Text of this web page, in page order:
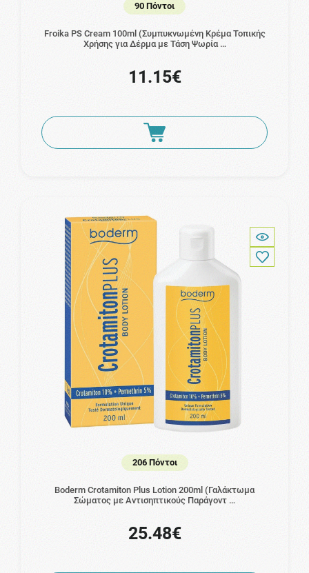
90 Πόντοι
Froika PS Cream 100ml (Συμπυκνωμένη Κρέμα Τοπικής
Χρήσης για Δέρμα με Τάση Ψωρία …
11.15€
206 Πόντοι
Boderm Crotamiton Plus Lotion 200ml (Γαλάκτωμα
Σώματος με Αντισηπτικούς Παράγοντ …
25.48€